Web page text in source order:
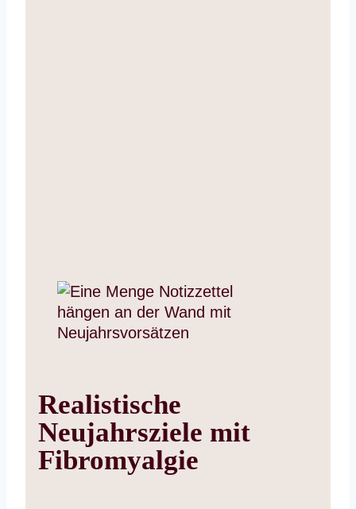
Realistische
Neujahrsziele mit
Fibromyalgie